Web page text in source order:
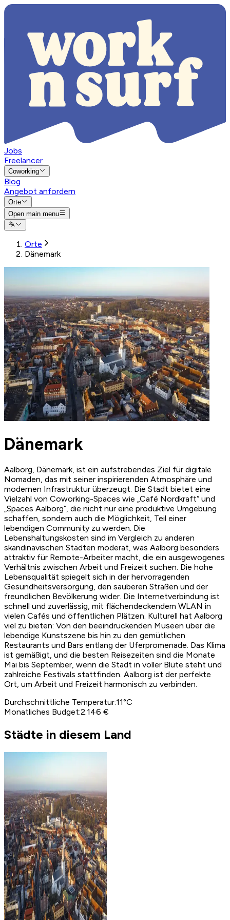
Jobs
Freelancer
Coworking
Blog
Angebot anfordern
Orte
Open main menu
Orte
Dänemark
Dänemark
Aalborg, Dänemark, ist ein aufstrebendes Ziel für digitale
Nomaden, das mit seiner inspirierenden Atmosphäre und
modernen Infrastruktur überzeugt. Die Stadt bietet eine
Vielzahl von Coworking-Spaces wie „Café Nordkraft“ und
„Spaces Aalborg“, die nicht nur eine produktive Umgebung
schaffen, sondern auch die Möglichkeit, Teil einer
lebendigen Community zu werden. Die
Lebenshaltungskosten sind im Vergleich zu anderen
skandinavischen Städten moderat, was Aalborg besonders
attraktiv für Remote-Arbeiter macht, die ein ausgewogenes
Verhältnis zwischen Arbeit und Freizeit suchen. Die hohe
Lebensqualität spiegelt sich in der hervorragenden
Gesundheitsversorgung, den sauberen Straßen und der
freundlichen Bevölkerung wider. Die Internetverbindung ist
schnell und zuverlässig, mit flächendeckendem WLAN in
vielen Cafés und öffentlichen Plätzen. Kulturell hat Aalborg
viel zu bieten: Von den beeindruckenden Museen über die
lebendige Kunstszene bis hin zu den gemütlichen
Restaurants und Bars entlang der Uferpromenade. Das Klima
ist gemäßigt, und die besten Reisezeiten sind die Monate
Mai bis September, wenn die Stadt in voller Blüte steht und
zahlreiche Festivals stattfinden. Aalborg ist der perfekte
Ort, um Arbeit und Freizeit harmonisch zu verbinden.
Durchschnittliche Temperatur:11°C
Monatliches Budget:2.146 €
Städte in diesem Land